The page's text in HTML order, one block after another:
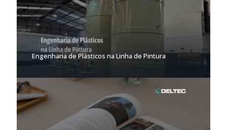
Engenharia de Plásticos na Linha de Pintura